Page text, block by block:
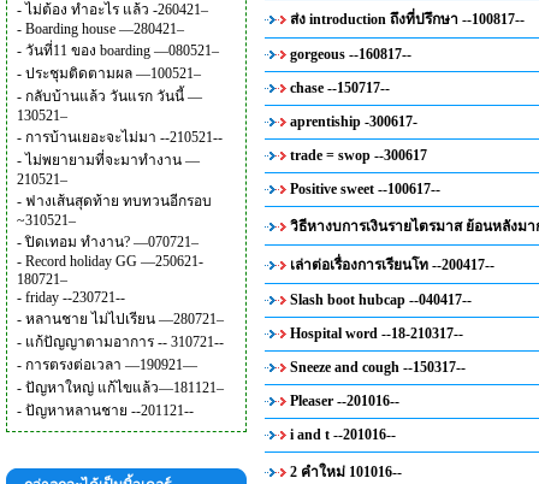
- ไม่ต้อง ทำอะไร แล้ว -260421–
- Boarding house —280421–
- วันที่11 ของ boarding —080521–
- ประชุมติดตามผล —100521–
- กลับบ้านแล้ว วันแรก วันนี้ —
130521–
- การบ้านเยอะจะไม่มา --210521--
- ไม่พยายามที่จะมาทำงาน —
210521–
- ฟางเส้นสุดท้าย ทบทวนอีกรอบ
~310521–
-ปิดเทอม ทำงาน? —070721–
- Record holiday GG —250621-
180721–
- friday --230721--
- หลานชาย ไม่ไปเรียน —280721–
- แก้ปัญญาตามอาการ -- 310721--
- การตรงต่อเวลา —190921—
- ปัญหาใหญ่ แก้ไขแล้ว—181121–
- ปัญหาหลานชาย --201121--
ส่ง introduction ถึงที่ปรึกษา --100817--
gorgeous --160817--
chase --150717--
aprentiship -300617-
trade = swop --300617
Positive sweet --100617--
วิธีหางบการเงินรายไตรมาส ย้อนหลังมา
เล่าต่อเรื่องการเรียนโท --200417--
Slash boot hubcap --040417--
Hospital word --18-210317--
Sneeze and cough --150317--
Pleaser --201016--
i and t --201016--
2 คำใหม่ 101016--